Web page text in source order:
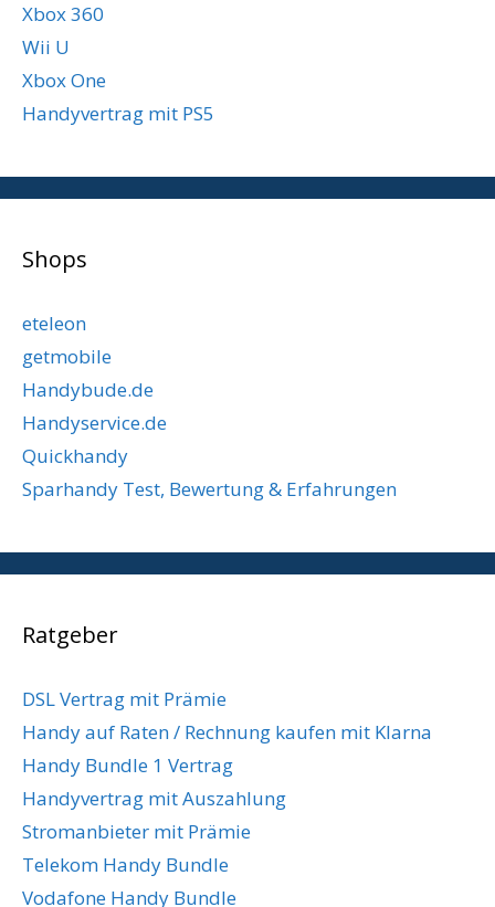
Xbox 360
Wii U
Xbox One
Handyvertrag mit PS5
Shops
eteleon
getmobile
Handybude.de
Handyservice.de
Quickhandy
Sparhandy Test, Bewertung & Erfahrungen
Ratgeber
DSL Vertrag mit Prämie
Handy auf Raten / Rechnung kaufen mit Klarna
Handy Bundle 1 Vertrag
Handyvertrag mit Auszahlung
Stromanbieter mit Prämie
Telekom Handy Bundle
Vodafone Handy Bundle